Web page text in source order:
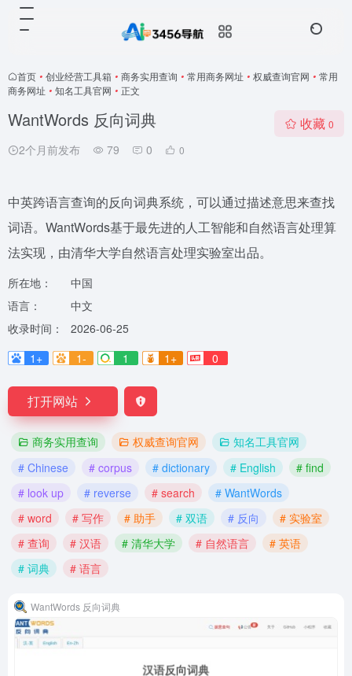
首页 • 创业经营工具箱 • 商务实用查询 • 常用商务网址 • 权威查询官网 • 常用
商务网址 • 知名工具官网 • 正文
WantWords 反向词典
2个月前发布 79 0 0
收藏 0
中英跨语言查询的反向词典系统，可以通过描述意思来查找
词语。WantWords基于最先进的人工智能和自然语言处理算
法实现，由清华大学自然语言处理实验室出品。
所在地：
中国
语言：
中文
收录时间：
2026-06-25
1+
1- 1 1+ 0
打开网站
商务实用查询 权威查询官网
知名工具官网
# Chinese
# corpus # dictionary # English
# find
# look up
# reverse # search
# WantWords
# word
# 写作 # 助手 # 双语 # 反向
# 实验室
# 查询
# 汉语 # 清华大学 # 自然语言
# 英语
# 词典
# 语言
WantWords 反向词典